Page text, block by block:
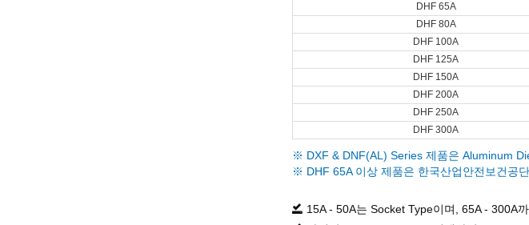
DHF 65A
DHF 80A
DHF 100A
DHF 125A
DHF 150A
DHF 200A
DHF 250A
DHF 300A
※ DXF & DNF(AL) Series 제품은 Aluminum
※ DHF 65A 이상 제품은 한국산업안전보건공
15A - 50A는 Socket Type이며, 65A - 300A